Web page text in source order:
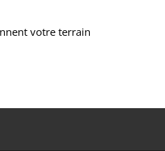
votre terrain